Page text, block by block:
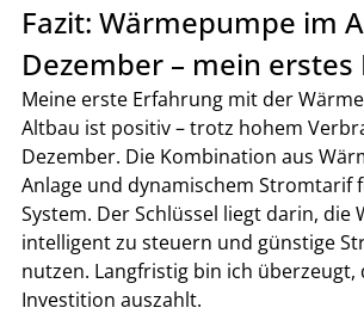
Fazit: Wärmepumpe im
Dezember – mein erstes
Meine erste Erfahrung mit der
Altbau ist positiv – trotz hohem
Dezember. Die Kombination aus
Anlage und dynamischem Stromtarif
System. Der Schlüssel liegt darin, die
intelligent zu steuern und günstige
nutzen. Langfristig bin ich überzeugt,
Investition auszahlt.